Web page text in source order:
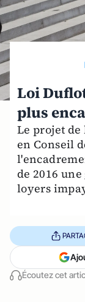
Loi
plus
Le projet
en Conseil
de 2016
loyers
Écoutez cet